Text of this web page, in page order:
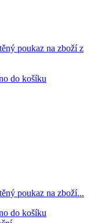
poukaz na zboží z
do košíku
poukaz na zboží...
do košíku